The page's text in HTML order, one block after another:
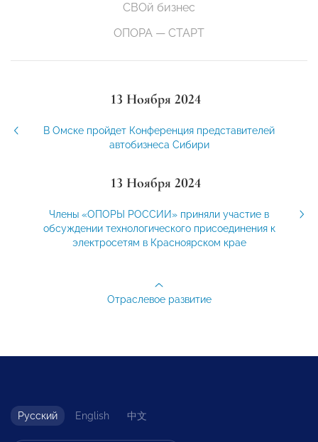
СВОй бизнес
ОПОРА — СТАРТ
13 Ноября 2024
В Омске пройдет Конференция представителей
автобизнеса Сибири
13 Ноября 2024
Члены «ОПОРЫ РОССИИ» приняли участие в
обсуждении технологического присоединения к
электросетям в Красноярском крае
Отраслевое развитие
Русский English 中文